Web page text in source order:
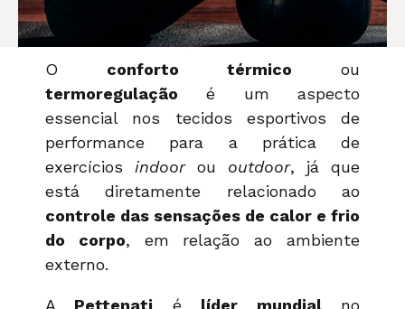
O conforto térmico ou
termoregulação é um aspecto
essencial nos tecidos esportivos de
performance para a prática de
exercícios indoorou outdoor, já que
está diretamente relacionado ao
controle das sensações de calor e frio
do corpo, em relação ao ambiente
externo.
A Pettenati é líder mundialno